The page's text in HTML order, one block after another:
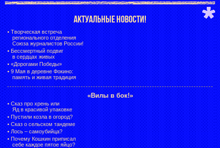
АКТУАЛЬНЫЕ НОВОСТИ!
• Творческая встреча
регионального отделения
Союза журналистов России!
• Бессмертный подвиг
в сердцах живых
• «Дорогами Победы»
• 9 Мая в деревне Фокино:
память и живая традиция
«Вилы в бок!»
• Сказ про хрень или
Яд в красивой упаковке
• Пустили козла в огород?
• Сказ о сельском тандеме
• Лось – самоубийца?
• Почему Кошкин приписал
себе каждое пятое яйцо?